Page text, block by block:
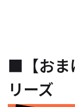
■【お
リーズ